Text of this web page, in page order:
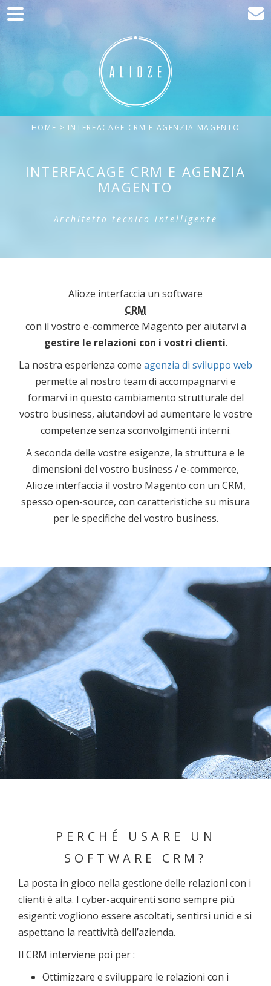
Home
Sviluppo web
Acquisizione del traffico
ClientiHOME > INTERFACAGE CRM E AGENZIA MAGENTO
INTERFACAGE CRM E AGENZIA
MAGENTO
Architetto tecnico intelligente
Alioze interfaccia un software
CRM
con il vostro e-commerce Magento per aiutarvi a
gestire le relazioni con i vostri clienti.
La nostra esperienza come agenzia di sviluppo web
permette al nostro team di accompagnarvi e
formarvi in questo cambiamento strutturale del
vostro business, aiutandovi ad aumentare le vostre
competenze senza sconvolgimenti interni.
A seconda delle vostre esigenze, la struttura e le
dimensioni del vostro business / e-commerce,
Alioze interfaccia il vostro Magento con un CRM,
spesso open-source, con caratteristiche su misura
per le specifiche del vostro business.
PERCHÉ USARE UN
SOFTWARE CRM?
La posta in gioco nella gestione delle relazioni con i
clienti è alta. I cyber-acquirenti sono sempre più
esigenti: vogliono essere ascoltati, sentirsi unici e si
aspettano la reattività dell’azienda.
Il CRM interviene poi per :
Ottimizzare e sviluppare le relazioni con i